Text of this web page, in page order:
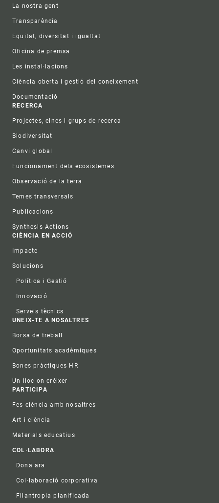
La nostra gent
Transparència
Equitat, diversitat i igualtat
Oficina de premsa
Les instal·lacions
Ciència oberta i gestió del coneixement
Documentació
RECERCA
Projectes, eines i grups de recerca
Biodiversitat
Canvi global
Funcionament dels ecosistemes
Observació de la terra
Temes transversals
Publicacions
Synthesis Actions
CIÈNCIA EN ACCIÓ
Impacte
Solucions
Política i Gestió
Innovació
Serveis tècnics
UNEIX-TE A NOSALTRES
Borsa de treball
Oportunitats acadèmiques
Bones pràctiques HR
Un lloc on créixer
PARTICIPA
Fes ciència amb nosaltres
Art i ciència
Materials educatius
COL·LABORA
Dona ara
Col·laboració corporativa
Filantropia planificada